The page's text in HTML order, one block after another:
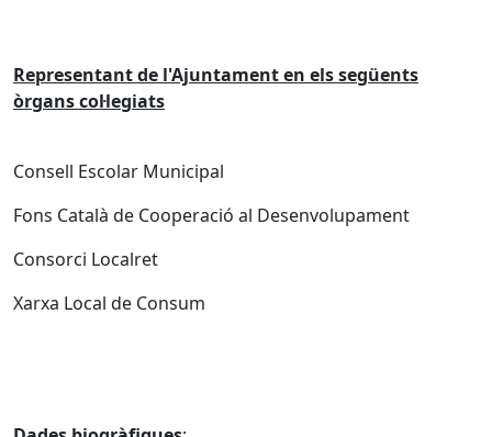
Representant de l'Ajuntament en els següents
òrgans col·legiats
Consell Escolar Municipal
Fons Català de Cooperació al Desenvolupament
Consorci Localret
Xarxa Local de Consum